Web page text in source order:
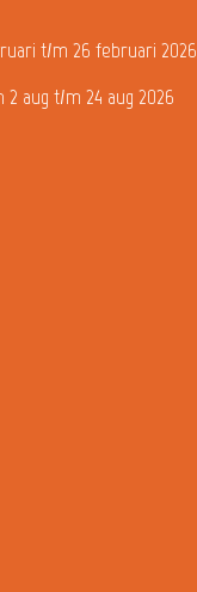
t/m 26 februari 2026
aug t/m 24 aug 2026